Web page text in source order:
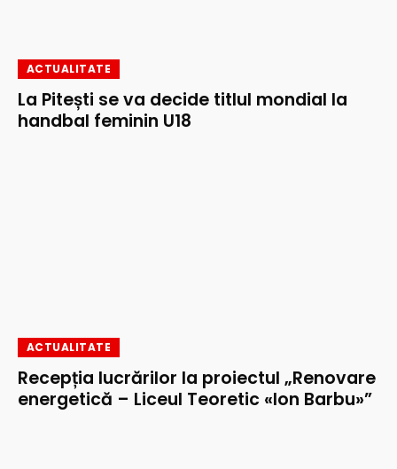
ACTUALITATE
La Pitești se va decide titlul mondial la
handbal feminin U18
ACTUALITATE
Recepția lucrărilor la proiectul „Renovare
energetică – Liceul Teoretic «Ion Barbu»”